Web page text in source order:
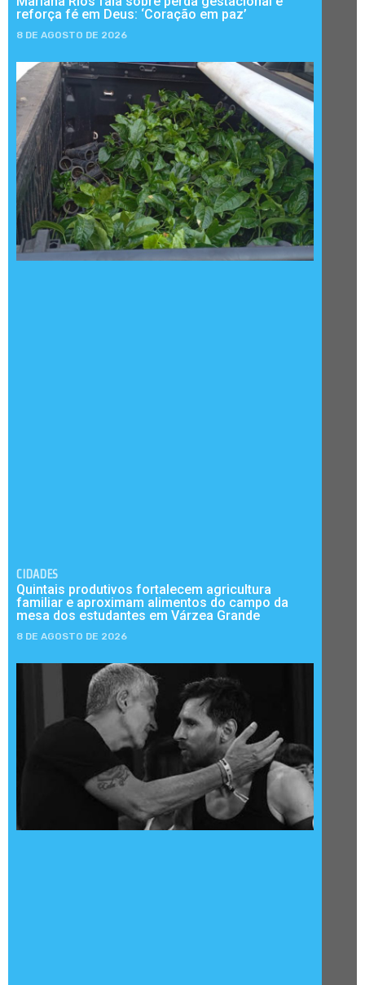
reforça fé em Deus: ‘Coração em paz’
8 DE AGOSTO DE 2026
CIDADES
Quintais produtivos fortalecem agricultura
familiar e aproximam alimentos do campo da
mesa dos estudantes em Várzea Grande
8 DE AGOSTO DE 2026